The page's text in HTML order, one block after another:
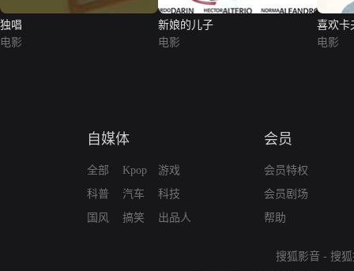
独唱
电影
新娘的儿子
电影
喜欢卡
电影
自媒体
全部
科普
国风
Kpop
汽车
搞笑
游戏
科技
出品人
会员
会员特权
会员剧场
帮助
搜狐影音 - 搜